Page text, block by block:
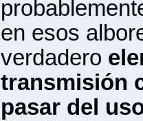
en esos
verdadero
transmisión
pasar del